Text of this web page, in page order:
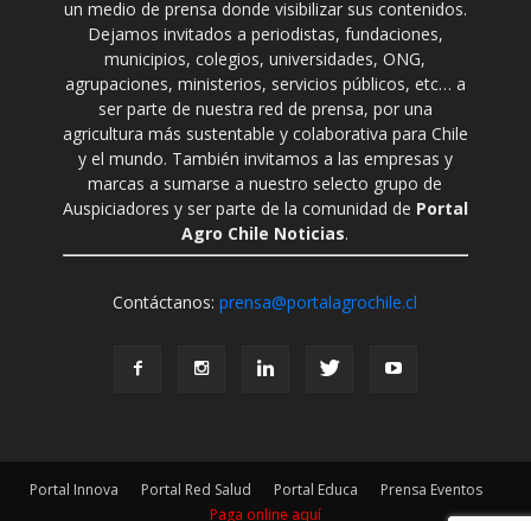
un medio de prensa donde visibilizar sus contenidos.
Dejamos invitados a periodistas, fundaciones,
municipios, colegios, universidades, ONG,
agrupaciones, ministerios, servicios públicos, etc… a
ser parte de nuestra red de prensa, por una
agricultura más sustentable y colaborativa para Chile
y el mundo. También invitamos a las empresas y
marcas a sumarse a nuestro selecto grupo de
Auspiciadores y ser parte de la comunidad de Portal
Agro Chile Noticias.
Contáctanos:prensa@portalagrochile.cl
Portal Innova Portal Red Salud Portal Educa
Prensa Eventos
Paga online aquí